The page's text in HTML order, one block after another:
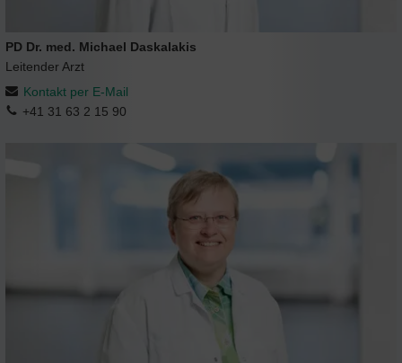
PD Dr. med. Michael Daskalakis
Leitender Arzt
Kontakt per E-Mail
+41 31 63 2 15 90